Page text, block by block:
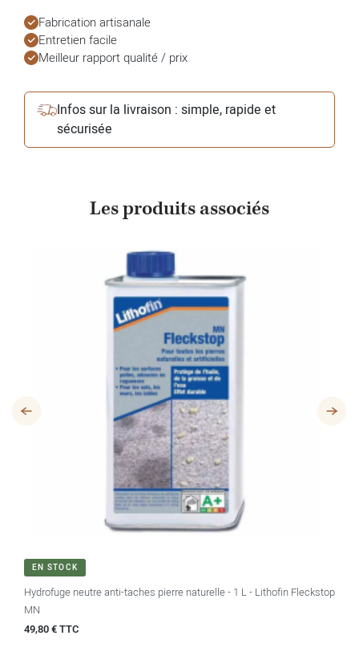
Fabrication artisanale
Entretien facile
Meilleur rapport qualité / prix
Infos sur la livraison : simple, rapide et
sécurisée
Les produits associés
EN STOCK
Hydrofuge neutre anti-taches pierre naturelle - 1 L - Lithofin Fleckstop
MN
Prix
49,80 € TTC